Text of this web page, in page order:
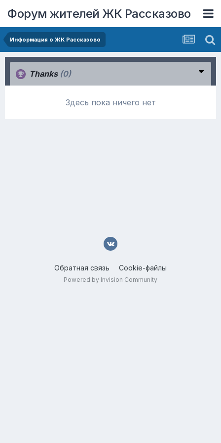
Форум жителей ЖК Рассказово
Информация о ЖК Рассказово
Thanks (0)
Здесь пока ничего нет
Обратная связь Cookie-файлы
Powered by Invision Community